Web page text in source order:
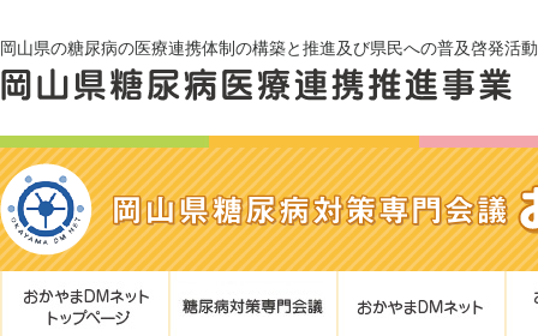
岡山県の糖尿病の医療連携体制の構築と推進及び県民への普及啓発活